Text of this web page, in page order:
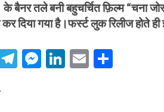
सिंह का नया बोलबम गीत तोहरे के मांगिला जानु हुआ
बैनर तले बनी बहुचर्चित फ़िल्म “चना
कर दिया गया है।फर्स्ट लुक रिलीज होते
T M Li E
.